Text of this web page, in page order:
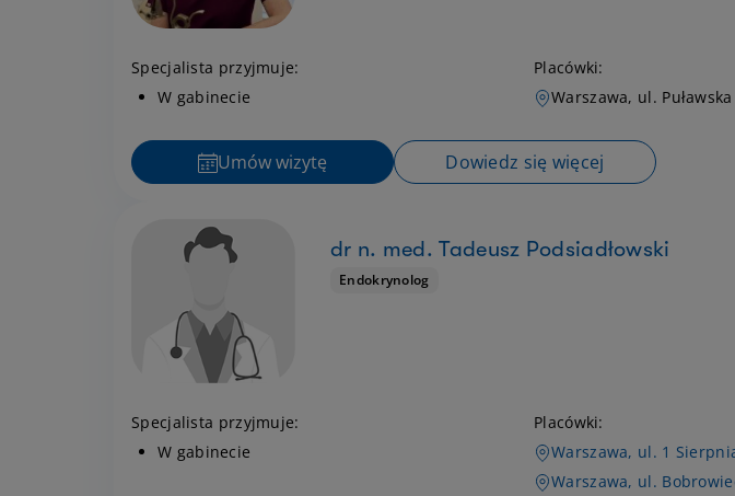
Specjalista przyjmuje:
W gabinecie
Placówki:
Warszawa, ul.
Umów wizytę Dowiedz się więcej
dr n. med. Tadeusz Podsiadłowski
Endokrynolog
Specjalista przyjmuje:
W gabinecie
Placówki:
Warszawa, ul. 1
Warszawa, ul.